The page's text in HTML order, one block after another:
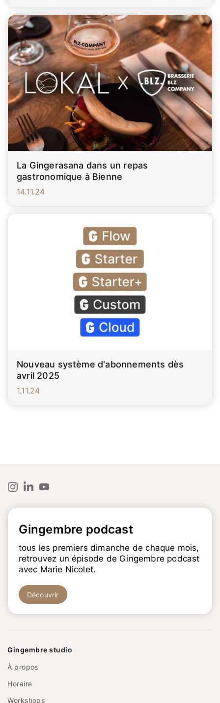
La Gingerasana dans un repas
gastronomique à Bienne
14.11.24
Nouveau système d'abonnements dès
avril 2025
1.11.24
Gingembre podcast
tous les premiers dimanche de chaque mois,
retrouvez un épisode de Gingembre podcast
avec Marie Nicolet.
Découvrir
Gingembre studio
À propos
Horaire
Workshops